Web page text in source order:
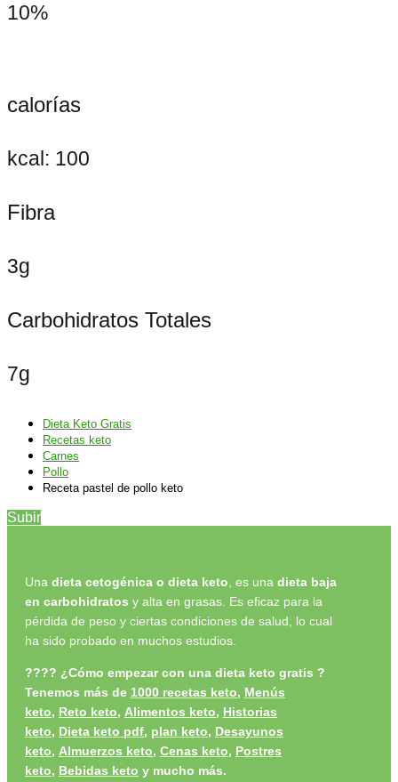
10%
calorías
kcal: 100
Fibra
3g
Carbohidratos Totales
7g
Dieta Keto Gratis
Recetas keto
Carnes
Pollo
Receta pastel de pollo keto
Subir
Una dieta cetogénica o dieta keto , es una dieta baja
en carbohidratos y alta en grasas. Es eficaz para la
pérdida de peso y ciertas condiciones de salud, lo cual
ha sido probado en muchos estudios.
???? ¿Cómo empezar con una dieta keto gratis ?
Tenemos más de 1000 recetas keto, Menús
keto, Reto keto, Alimentos keto, Historias
keto, Dieta keto pdf, plan keto, Desayunos
keto, Almuerzos keto, Cenas keto, Postres
keto, Bebidas keto y mucho más.